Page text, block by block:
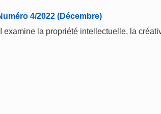
4/2022 (Décembre)
examine la propriété intellectuelle, la